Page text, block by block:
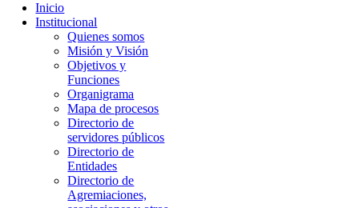
Inicio
Institucional
Quienes somos
Misión y Visión
Objetivos y
Funciones
Organigrama
Mapa de procesos
Directorio de
servidores públicos
Directorio de
Entidades
Directorio de
Agremiaciones,